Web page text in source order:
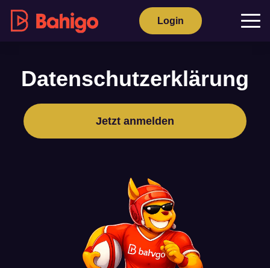
Login
Datenschutzerklärung
Jetzt anmelden